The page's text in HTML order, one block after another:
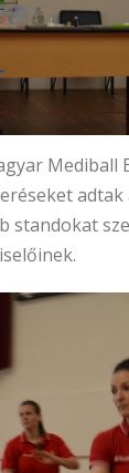
Mediball
adtak
standokat